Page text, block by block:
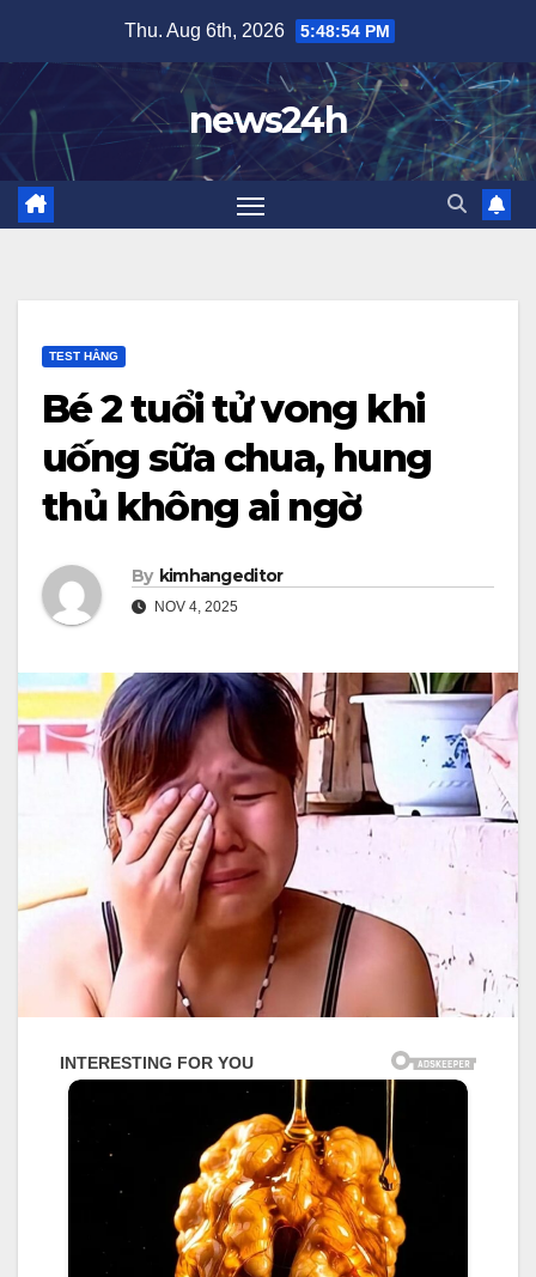
content
Thu. Aug 6th, 2026 5:48:57 PM
news24h
TEST HẰNG
Bé 2 tuổi tử vong khi
uống sữa chua, hung
thủ không ai ngờ
By kimhangeditor
NOV 4, 2025